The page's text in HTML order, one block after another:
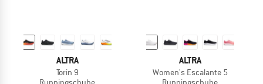
ALTRA
Torin 9
ALTRA
Women's Escalante 5